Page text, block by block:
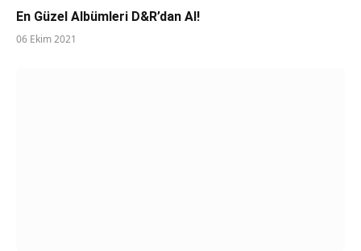
En Güzel Albümleri D&R’dan Al!
06 Ekim 2021